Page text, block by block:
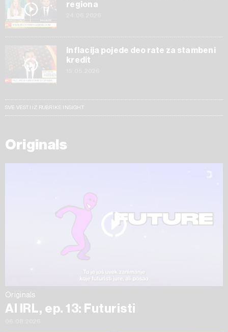
regiona
Inflacija pojede deo rate za stambeni
kredit
SVE VESTI IZ RUBRIKE INSIGHT
Originals
Originals
AI IRL, ep. 13: Futuristi